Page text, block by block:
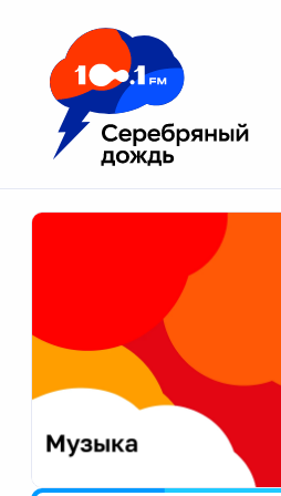
Москва 100.1 FM
Апатиты
Екатеринбург
Калининград
Калуга